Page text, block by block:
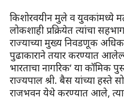
किशोरवयीन मुले व युवकांमध्ये
लोकशाही प्रक्रियेत त्यांचा
राज्याच्या मुख्य निवडणूक
पुढाकाराने तयार करण्यात
भारताचा नागरिक’ या कॉमिक
राज्यपाल श्री. बैस यांच्या हस्ते
राजभवन येथे करण्यात आले,